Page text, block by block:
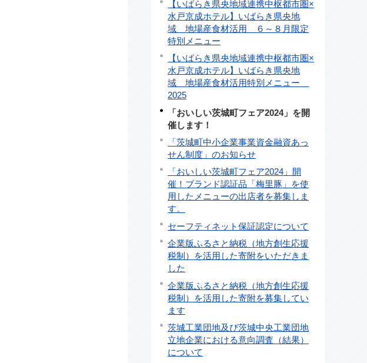
【いばらき県央地域連携中枢都市圏×
水戸京成ホテル】いばらき県央地
域 地場産食材活用 ６～８月限定
特別メニュー
【いばらき県央地域連携中枢都市圏×
水戸京成ホテル】いばらき県央地
域 地場産食材活用特別メニュー
2025
「おいしい茨城町フェア2024」を開
催します！
「茨城町中小企業事業資金融資あっ
せん制度」のお知らせ
「おいしい茨城町フェア2024」開
催！ブランド認証品「梅里豚」を使
用したメニューの出店者を募集しま
す。
セーフティネット保証認定について
企業版ふるさと納税（地方創生応援
税制）を活用した寄附をいただきま
した
企業版ふるさと納税（地方創生応援
税制）を活用した寄附を募集してい
ます
茨城工業団地及び茨城中央工業団地
立地企業における意向調査（結果）
について